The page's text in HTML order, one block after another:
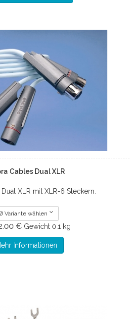
Cables Dual XLR
XLR mit XLR-6 Steckern.
Variante wählen
€ Gewicht 0.1 kg
Informationen